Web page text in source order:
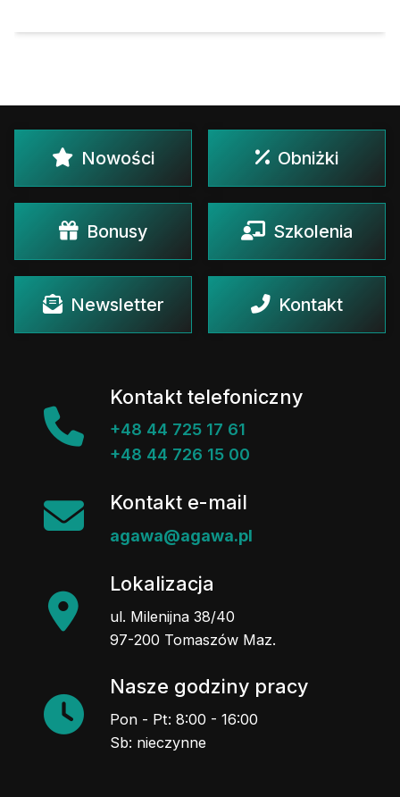
Nowości Obniżki
Bonusy Szkolenia
Newsletter Kontakt
Kontakt telefoniczny
+48 44 725 17 61
+48 44 726 15 00
Kontakt e-mail
agawa@agawa.pl
Lokalizacja
ul. Milenijna 38/40
97-200 Tomaszów Maz.
Nasze godziny pracy
Pon - Pt: 8:00 - 16:00
Sb: nieczynne